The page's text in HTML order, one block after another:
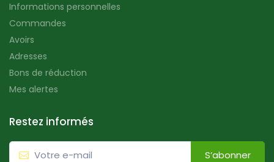
Informations personnelles
Commandes
Avoirs
Adresses
Bons de réduction
Mes alertes
Restez informés
S’abonner